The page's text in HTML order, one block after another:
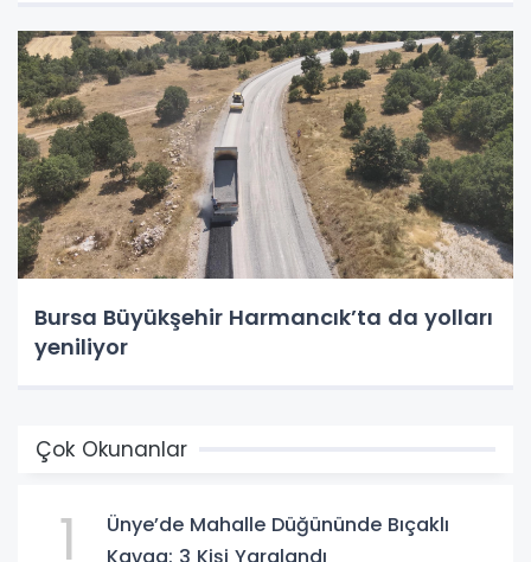
Bursa Büyükşehir Harmancık’ta da yolları
yeniliyor
Çok Okunanlar
1
Ünye’de Mahalle Düğününde Bıçaklı
Kavga: 3 Kişi Yaralandı